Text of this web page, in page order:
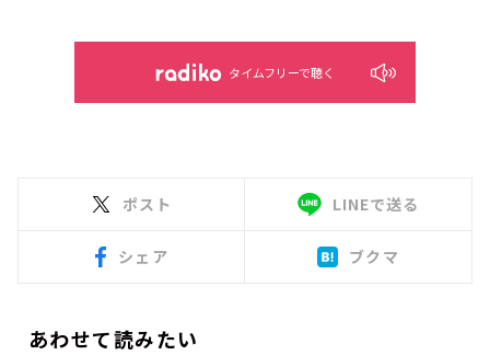
タイムフリーで聴く
ポスト LINEで送る
シェア ブクマ
あわせて読みたい